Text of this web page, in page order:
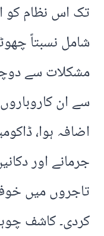
تک اس نظام کو
شامل نسبتاً
مشکلات سے
سے ان
اضافہ ہوا،
جرمانے اور
تاجروں میں
کردی۔ کاشف